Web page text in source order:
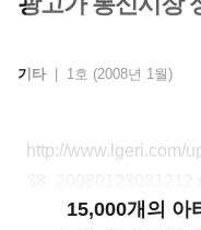
기타 1호 (2008년 1월)
http://www.lgeri.com/
15,000개의 아